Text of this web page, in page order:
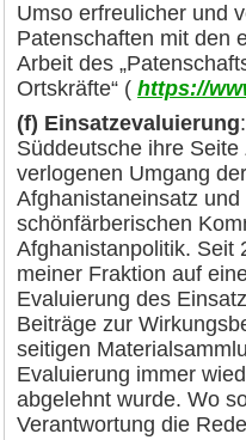
Umso erfreulicher und
Patenschaften mit den
Arbeit des
Ortskräfte“ ( https://
(f) Einsatzevaluierung
Süddeutsche ihre
verlogenen Umgang
Afghanistaneinsatz
schönfärberischen
Afghanistanpolitik. Seit
meiner Fraktion auf
Evaluierung des
Beiträge zur
seitigen
Evaluierung immer
abgelehnt wurde. Wo
Verantwortung die